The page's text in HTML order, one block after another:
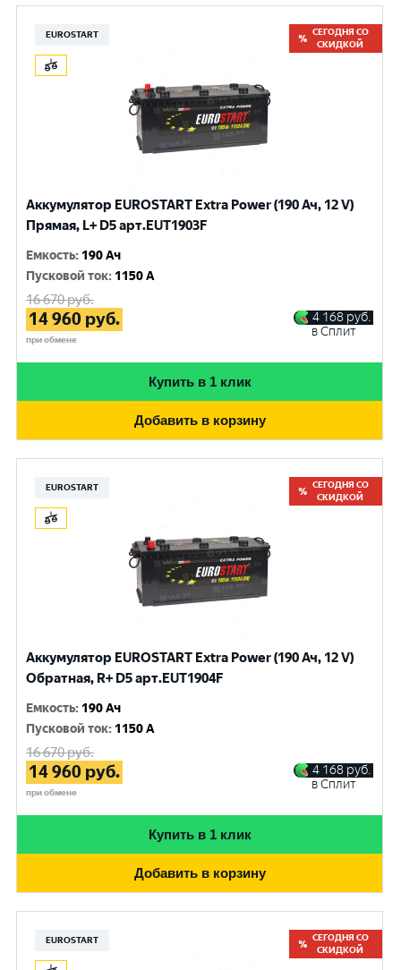
EUROSTART
СЕГОДНЯ СО
СКИДКОЙ
Аккумулятор EUROSTART Extra Power (190 Ач, 12 V)
Прямая, L+ D5 арт.EUT1903F
Емкость: 190 Ач
Пусковой ток: 1150 A
16 670руб.
14 960 руб.
при обмене
4 168 руб.
в Сплит
Купить в 1 клик
Добавить в корзину
EUROSTART
СЕГОДНЯ СО
СКИДКОЙ
Аккумулятор EUROSTART Extra Power (190 Ач, 12 V)
Обратная, R+ D5 арт.EUT1904F
Емкость: 190 Ач
Пусковой ток: 1150 A
16 670руб.
14 960 руб.
при обмене
4 168 руб.
в Сплит
Купить в 1 клик
Добавить в корзину
EUROSTART
СЕГОДНЯ СО
СКИДКОЙ